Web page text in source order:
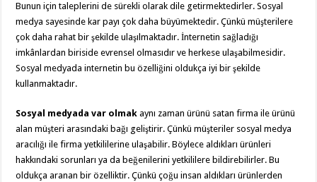
Bunun için taleplerini de sürekli olarak dile getirmektedirler. Sosyal
medya sayesinde kar payı çok daha büyümektedir. Çünkü müşterilere
çok daha rahat bir şekilde ulaşılmaktadır. İnternetin sağladığı
imkânlardan biriside evrensel olmasıdır ve herkese ulaşabilmesidir.
Sosyal medyada internetin bu özelliğini oldukça iyi bir şekilde
kullanmaktadır.
Sosyal medyada var olmak aynı zaman ürünü satan firma ile ürünü
alan müşteri arasındaki bağı geliştirir. Çünkü müşteriler sosyal medya
aracılığı ile firma yetkililerine ulaşabilir. Böylece aldıkları ürünleri
hakkındaki sorunları ya da beğenilerini yetkililere bildirebilirler. Bu
oldukça aranan bir özelliktir. Çünkü çoğu insan aldıkları ürünlerden